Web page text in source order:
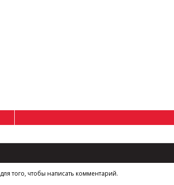
для того, чтобы написать комментарий.